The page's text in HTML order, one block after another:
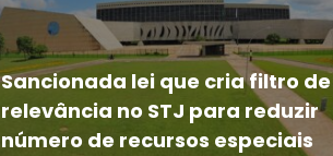
Sancionada lei que cria filtro de
relevância no STJ para reduzir
número de recursos especiais